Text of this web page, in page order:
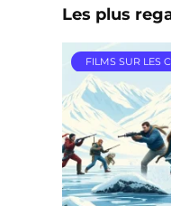
Les plus
FILMS SUR LES